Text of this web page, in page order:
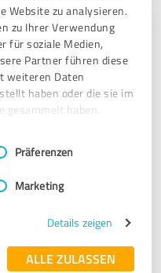
Website zu analysieren.
zu Ihrer Verwendung
für soziale Medien,
Partner führen diese
weiteren Daten
haben oder die sie im
gesammelt haben.
Präferenzen
Marketing
Details zeigen
ALLE ZULASSEN
diversen
bin ich auf die BSM
Empfang von
Instruktoren. Gut